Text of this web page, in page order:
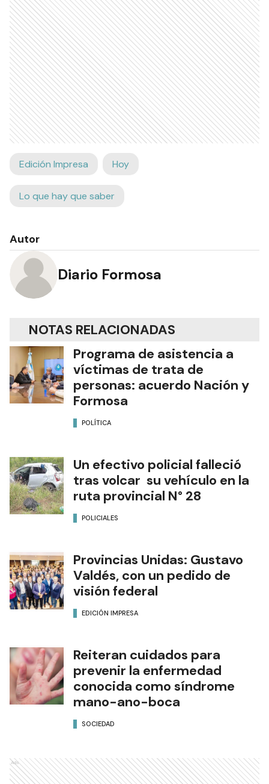
Edición Impresa Hoy
Lo que hay que saber
Autor
Diario Formosa
NOTAS RELACIONADAS
Programa de asistencia a
víctimas de trata de
personas: acuerdo Nación y
Formosa
POLÍTICA
Un efectivo policial falleció
tras volcar su vehículo en la
ruta provincial N° 28
POLICIALES
Provincias Unidas: Gustavo
Valdés, con un pedido de
visión federal
EDICIÓN IMPRESA
Reiteran cuidados para
prevenir la enfermedad
conocida como síndrome
mano-ano-boca
SOCIEDAD
Ads